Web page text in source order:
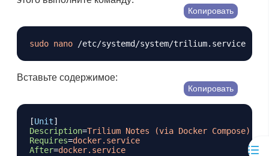
sudo nano
Копировать
Вставьте содержимое:
[Unit]
Description=Trilium Notes (via Docker Compose)
Requires=docker.service
After=docker.service
Копировать